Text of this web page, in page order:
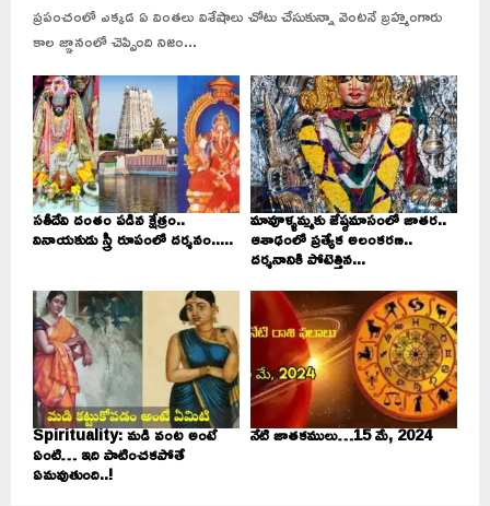
ప్రపంచంలో ఎక్కడ ఏ వింతలు విశేషాలు చోటు చేసుకున్నా వెంటనే బ్రహ్మంగారు
కాల జ్ఞానంలో చెప్పింది నిజం...
సతీదేవి దంతం పడిన క్షేత్రం..
వినాయకుడు స్త్రీ రూపంలో దర్శనం.....
మావూళ్ళమ్మకు జేష్ఠమాసంలో జాతర..
ఆశాఢంలో ప్రత్యేక అలంకరణ..
దర్శనానికి పోటెత్తిన...
Spirituality: మడి వంట అంటే
ఏంటి… ఇది పాటించకపోతే
ఏమవుతుంది..!
నేటి జాతకములు…15 మే, 2024